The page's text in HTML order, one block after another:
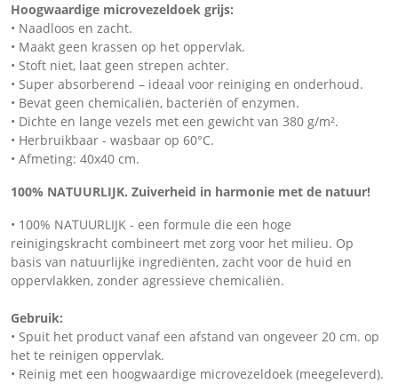
Hoogwaardige microvezeldoek grijs:
• Naadloos en zacht.
• Maakt geen krassen op het oppervlak.
• Stoft niet, laat geen strepen achter.
• Super absorberend – ideaal voor reiniging en onderhoud.
• Bevat geen chemicaliën, bacteriën of enzymen.
• Dichte en lange vezels met een gewicht van 380 g/m².
• Herbruikbaar - wasbaar op 60°C.
• Afmeting: 40x40 cm.
100% NATUURLIJK. Zuiverheid in harmonie met de natuur!
• 100% NATUURLIJK - een formule die een hoge
reinigingskracht combineert met zorg voor het milieu. Op
basis van natuurlijke ingrediënten, zacht voor de huid en
oppervlakken, zonder agressieve chemicaliën.
Gebruik:
• Spuit het product vanaf een afstand van ongeveer 20 cm. op
het te reinigen oppervlak.
• Reinig met een hoogwaardige microvezeldoek (meegeleverd).